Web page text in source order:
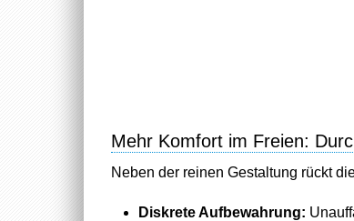
Mehr Komfort im Freien:
Neben der reinen Gestaltung rückt
Diskrete Aufbewahrung: